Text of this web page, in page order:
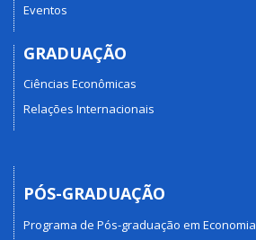
Eventos
GRADUAÇÃO
Ciências Econômicas
Relações Internacionais
PÓS-GRADUAÇÃO
Programa de Pós-graduação em Economia